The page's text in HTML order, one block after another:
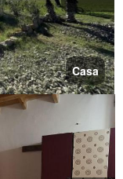
Casa